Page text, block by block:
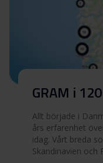
GRAM i
Allt började i
års erfarenhet
idag. Vårt breda
Skandinavien och